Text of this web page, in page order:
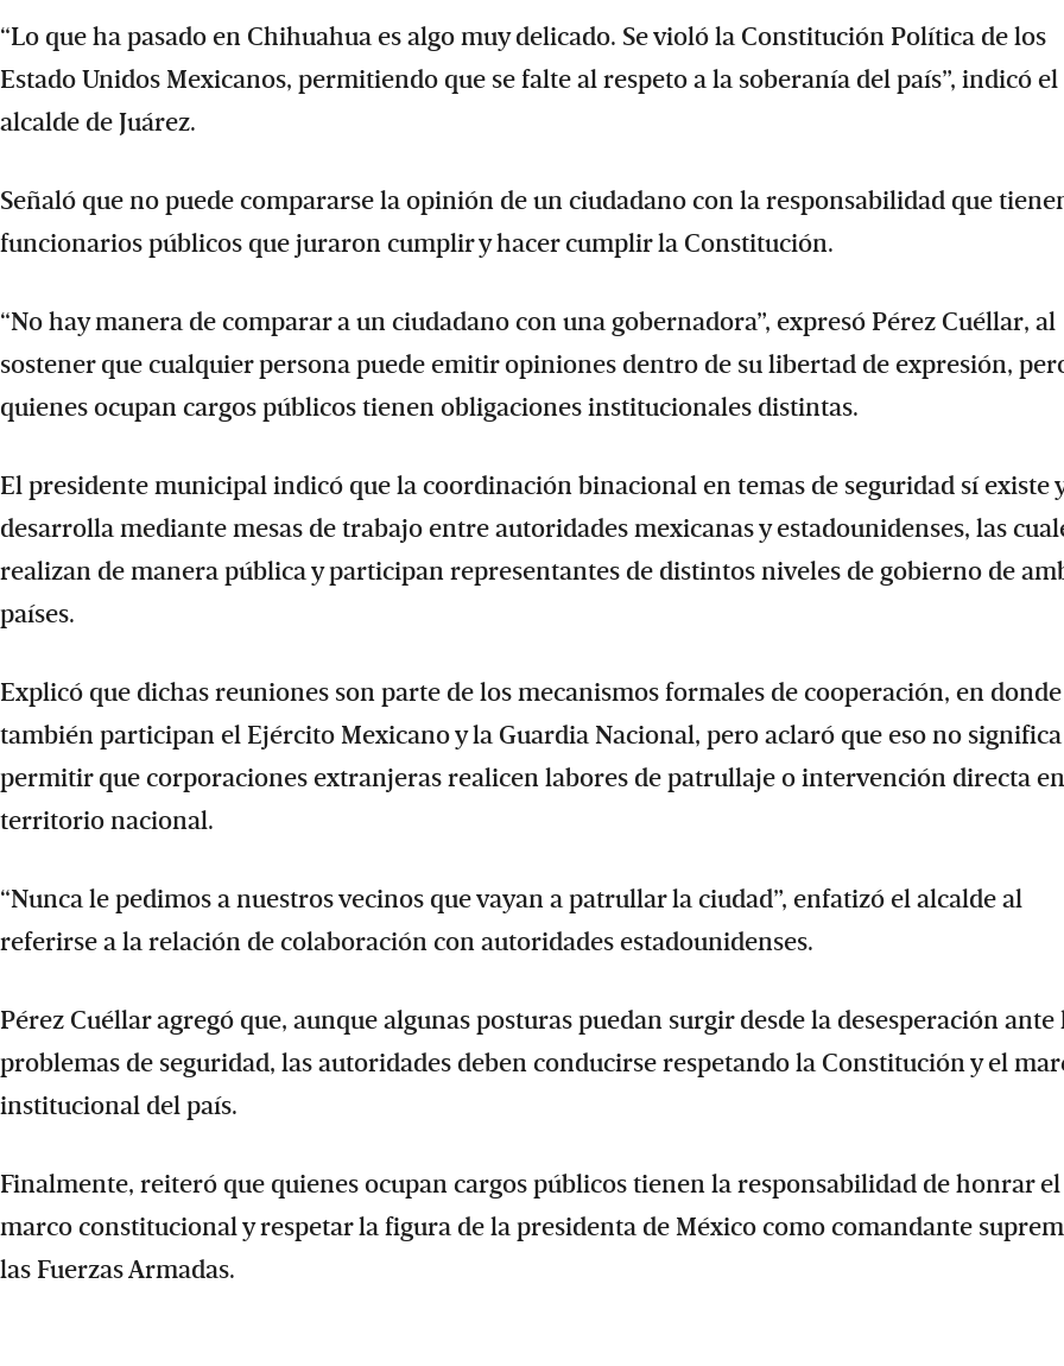
“Lo que ha pasado en Chihuahua es algo muy delicado. Se violó la Constitución Política de los
Estado Unidos Mexicanos, permitiendo que se falte al respeto a la soberanía del país”, indicó el
alcalde de Juárez.
Señaló que no puede compararse la opinión de un ciudadano con la responsabilidad que
funcionarios públicos que juraron cumplir y hacer cumplir la Constitución.
“No hay manera de comparar a un ciudadano con una gobernadora”, expresó Pérez Cuéllar, al
sostener que cualquier persona puede emitir opiniones dentro de su libertad de expresión,
quienes ocupan cargos públicos tienen obligaciones institucionales distintas.
El presidente municipal indicó que la coordinación binacional en temas de seguridad sí existe
desarrolla mediante mesas de trabajo entre autoridades mexicanas y estadounidenses, las
realizan de manera pública y participan representantes de distintos niveles de gobierno de
países.
Explicó que dichas reuniones son parte de los mecanismos formales de cooperación, en donde
también participan el Ejército Mexicano y la Guardia Nacional, pero aclaró que eso no significa
permitir que corporaciones extranjeras realicen labores de patrullaje o intervención directa en
territorio nacional.
“Nunca le pedimos a nuestros vecinos que vayan a patrullar la ciudad”, enfatizó el alcalde al
referirse a la relación de colaboración con autoridades estadounidenses.
Pérez Cuéllar agregó que, aunque algunas posturas puedan surgir desde la desesperación ante
problemas de seguridad, las autoridades deben conducirse respetando la Constitución y el
institucional del país.
Finalmente, reiteró que quienes ocupan cargos públicos tienen la responsabilidad de honrar el
marco constitucional y respetar la figura de la presidenta de México como comandante
las Fuerzas Armadas.